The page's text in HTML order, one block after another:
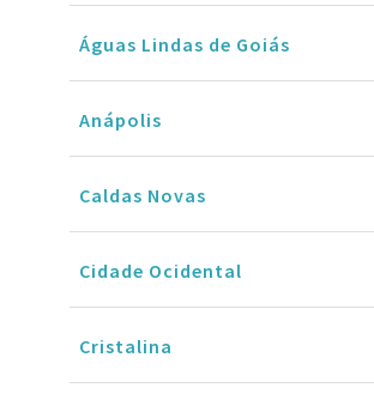
Águas Lindas de Goiás
Anápolis
Caldas Novas
Cidade Ocidental
Cristalina